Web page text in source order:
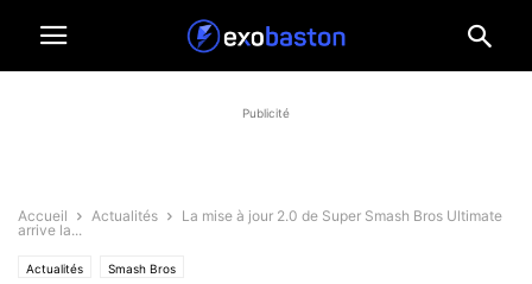
Publicité
Accueil Actualités
La mise à jour 2.0 de Super Smash Bros Ultimate
arrive la...
Actualités Smash Bros